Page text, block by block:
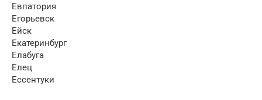
Евпатория
Егорьевск
Ейск
Екатеринбург
Елабуга
Елец
Ессентуки